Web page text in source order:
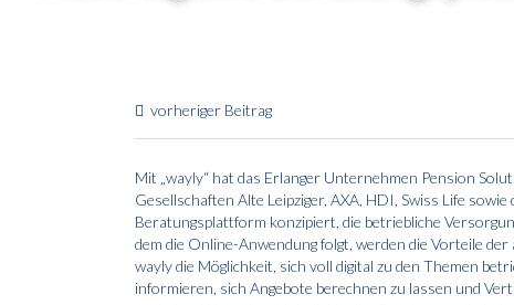
vorheriger Beitrag
Mit „wayly“ hat das Erlanger Unternehmen Pension
Gesellschaften Alte Leipziger, AXA, HDI, Swiss Life
Beratungsplattform konzipiert, die betriebliche
dem die Online-Anwendung folgt, werden die Vorteile
wayly die Möglichkeit, sich voll digital zu den Themen
informieren, sich Angebote berechnen zu lassen und